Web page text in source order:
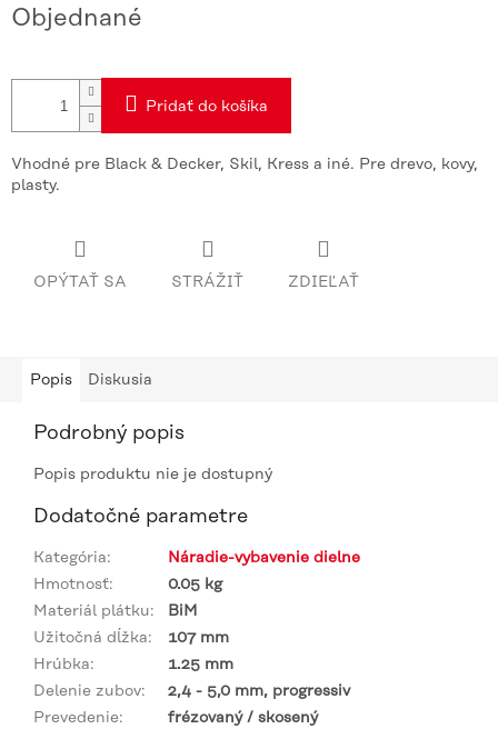
cena:
Objednané
Pridať do košíka
Vhodné pre Black & Decker, Skil, Kress a iné. Pre drevo, kovy,
plasty.
OPÝTAŤ SA STRÁŽIŤ ZDIEĽAŤ
Popis Diskusia
Podrobný popis
Popis produktu nie je dostupný
Dodatočné parametre
Kategória:
Náradie-vybavenie dielne
Hmotnosť:
0.05 kg
Materiál plátku:
BiM
Užitočná dĺžka:
107 mm
Hrúbka:
1.25 mm
Delenie zubov:
2,4 - 5,0 mm, progressiv
Prevedenie:
frézovaný / skosený